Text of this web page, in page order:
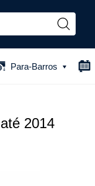
Para-Barros
2014